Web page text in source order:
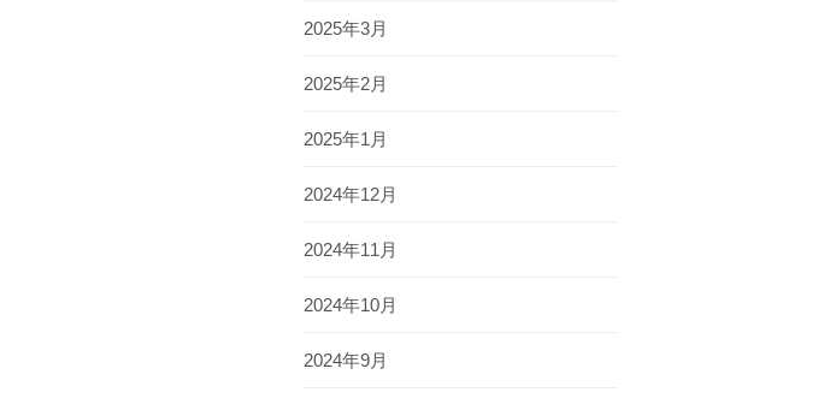
2025年3月
2025年2月
2025年1月
2024年12月
2024年11月
2024年10月
2024年9月